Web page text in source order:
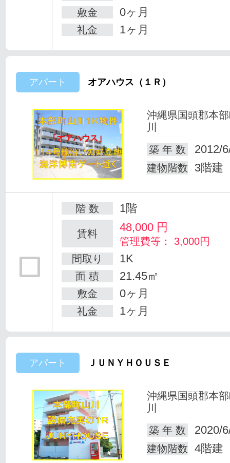
敷金 0ヶ月
礼金 1ヶ月
アパート オアハウス（１Ｒ）
沖縄県国頭郡本
川
築 年 数
2012/
建物階数 3階建
階 数 1階
賃料 48,000 円
管理費等： 3,000円
間取り
1K
面 積 21.45㎡
敷金 0ヶ月
礼金 1ヶ月
アパート ＪＵＮＹＨＯＵＳＥ
沖縄県国頭郡本
川
築 年 数
2020/
建物階数 4階建